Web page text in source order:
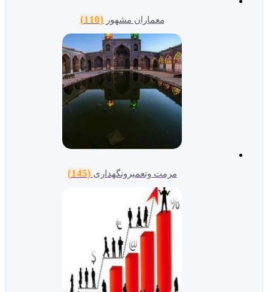
معماران مشهور (110)
مرمت وتعمیرونگهداری (145)